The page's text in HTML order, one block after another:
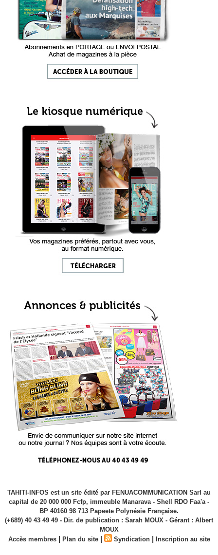
TAHITI-INFOS est un site édité par FENUACOMMUNICATION Sarl au
capital de 20 000 000 Fcfp, immeuble Manarava - Shell RDO Faa'a -
BP 40160 98 713 Papeete Polynésie Française.
(+689) 40 43 49 49 - Dir. de publication : Sarah MOUX - Gérant : Albert
MOUX
Accès membres | Plan du site | Syndication | Inscription au site